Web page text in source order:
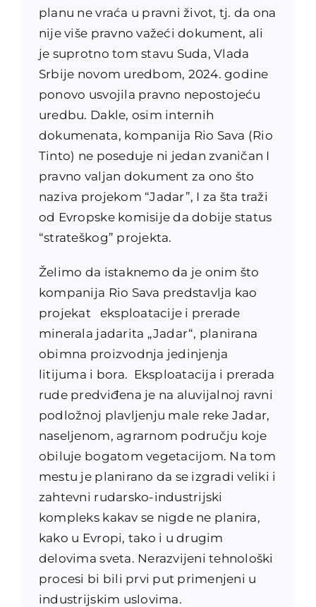
planu ne vraća u pravni život, tj. da ona
nije više pravno važeći dokument, ali
je suprotno tom stavu Suda, Vlada
Srbije novom uredbom, 2024. godine
ponovo usvojila pravno nepostojeću
uredbu. Dakle, osim internih
dokumenata, kompanija Rio Sava (Rio
Tinto) ne poseduje ni jedan zvaničan I
pravno valjan dokument za ono što
naziva projekom “Jadar”, I za šta traži
od Evropske komisije da dobije status
“strateškog” projekta.
Želimo da istaknemo da je onim što
kompanija Rio Sava predstavlja kao
projekat eksploatacije i prerade
minerala jadarita „Jadar“, planirana
obimna proizvodnja jedinjenja
litijuma i bora. Eksploatacija i prerada
rude predviđena je na aluvijalnoj ravni
podložnoj plavljenju male reke Jadar,
naseljenom, agrarnom području koje
obiluje bogatom vegetacijom. Na tom
mestu je planirano da se izgradi veliki i
zahtevni rudarsko-industrijski
kompleks kakav se nigde ne planira,
kako u Evropi, tako i u drugim
delovima sveta. Nerazvijeni tehnološki
procesi bi bili prvi put primenjeni u
industrijskim uslovima.